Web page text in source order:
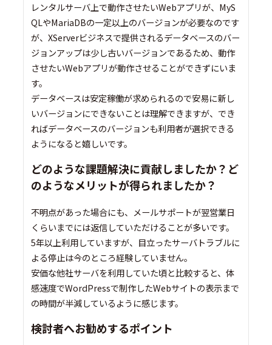
レンタルサーバ上で動作させたいWebアプリが、MyS
QLやMariaDBの一定以上のバージョンが必要なのです
が、XServerビジネスで提供されるデータベースのバー
ジョンアップは少し古いバージョンであるため、動作
させたいWebアプリが動作させることができずにいま
す。
データベースは安定稼働が求められるので安易に新し
いバージョンにできないことは理解できますが、でき
ればデータベースのバージョンも利用者が選択できる
ようになると嬉しいです。
どのような課題解決に貢献しましたか？ど
のようなメリットが得られましたか？
不明点があった場合にも、メールサポートが翌営業日
くらいまでには返信していただけることが多いです。
5年以上利用していますが、目立ったサーバトラブルに
よる停止は今のところ経験していません。
安価な他社サーバを利用していた頃と比較すると、体
感速度でWordPressで制作したWebサイトの表示まで
の時間が半減しているように感じます。
検討者へお勧めするポイント